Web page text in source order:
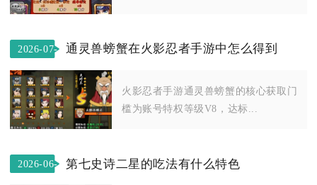
2026-07-
通灵兽螃蟹在火影忍者手游中怎么得到
火影忍者手游通灵兽螃蟹的核心获取门
槛为账号特权等级V8，达标...
2026-06-
第七史诗二星的吃法有什么特色